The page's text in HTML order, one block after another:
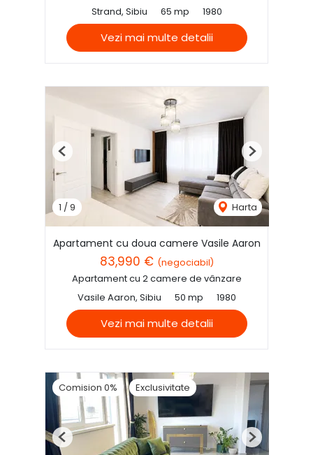
Strand, Sibiu
65 mp 1980
Vezi mai multe detalii
1 /9 Harta
Previous Next
Apartament cu doua camere Vasile Aaron
83,990 € (negociabil)
Apartament cu 2 camere de vânzare
Vasile Aaron, Sibiu
50 mp 1980
Vezi mai multe detalii
Comision 0% Exclusivitate
Previous Next